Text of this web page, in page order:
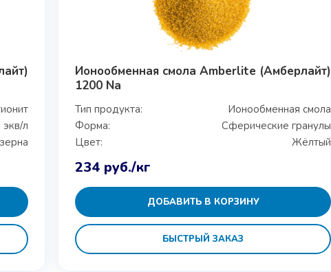
экв/л
Ионообменная смола Amberlite (Амберлайт)
1200 Na
Тип продукта:
Ионообменная смола
Форма:
Сферические гранулы
Цвет:
Жёлтый
234 руб./кг
ДОБАВИТЬ В КОРЗИНУ
БЫСТРЫЙ ЗАКАЗ